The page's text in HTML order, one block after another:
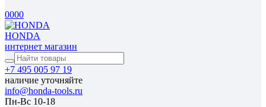
0000
HONDA
интернет магазин
+7 495 005 97 19
наличие уточняйте
info@honda-tools.ru
Пн-Вс 10-18